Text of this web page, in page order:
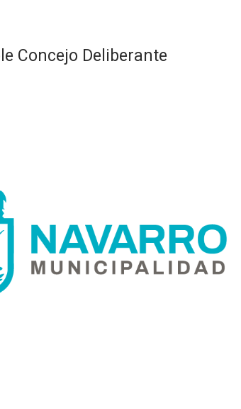
Concejo Deliberante